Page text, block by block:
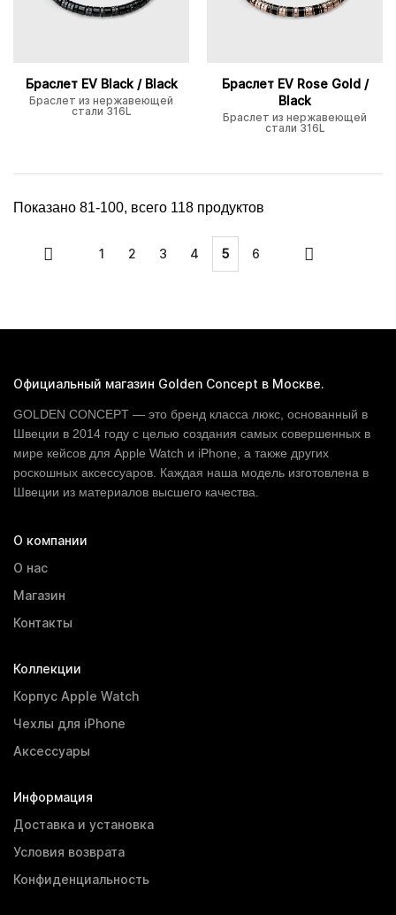
Браслет EV Black / Black
Браслет из нержавеющей
стали 316L
Браслет EV Rose Gold /
Black
Браслет из нержавеющей
стали 316L
Показано 81-100, всего 118 продуктов
1 2 3 4 5 6
Официальный магазин Golden Concept в Москве.
GOLDEN CONCEPT — это бренд класса люкс, основанный в
Швеции в 2014 году с целью создания самых совершенных в
мире кейсов для Apple Watch и iPhone, а также других
роскошных аксессуаров. Каждая наша модель изготовлена в
Швеции из материалов высшего качества.
О компании
О нас
Магазин
Контакты
Коллекции
Корпус Apple Watch
Чехлы для iPhone
Аксессуары
Информация
Доставка и установка
Условия возврата
Конфиденциальность